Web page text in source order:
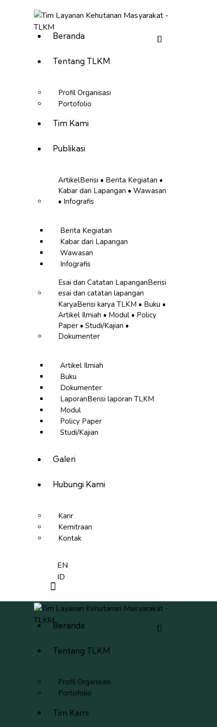
Beranda
Tentang TLKM
Profil Organisasi
Portofolio
Tim Kami
Publikasi
ArtikelBerisi • Berita Kegiatan •
Kabar dari Lapangan • Wawasan
• Infografis
Berita Kegiatan
Kabar dari Lapangan
Wawasan
Infografis
Esai dan Catatan LapanganBerisi
esai dan catatan lapangan
KaryaBerisi karya TLKM • Buku •
Artikel Ilmiah • Modul • Policy
Paper • Studi/Kajian •
Dokumenter
Artikel Ilmiah
Buku
Dokumenter
LaporanBerisi laporan TLKM
Modul
Policy Paper
Studi/Kajian
Galeri
Hubungi Kami
Karir
Kemitraan
Kontak
EN
ID
Beranda
Tentang TLKM
Profil Organisasi
Portofolio
Tim Kami